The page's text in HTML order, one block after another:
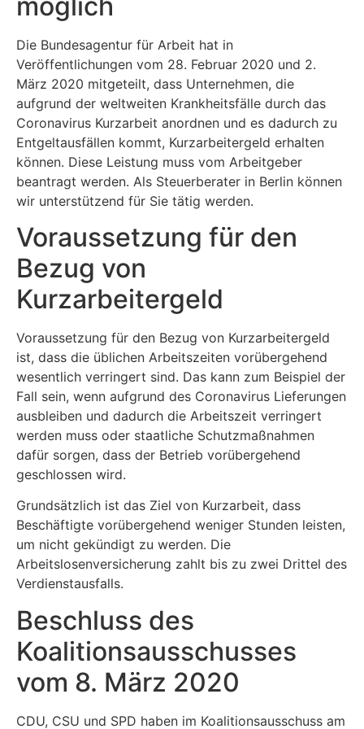
Die Bundesagentur für Arbeit hat in
Veröffentlichungen vom 28. Februar 2020 und 2.
März 2020 mitgeteilt, dass Unternehmen, die
aufgrund der weltweiten Krankheitsfälle durch das
Coronavirus Kurzarbeit anordnen und es dadurch zu
Entgeltausfällen kommt, Kurzarbeitergeld erhalten
können. Diese Leistung muss vom Arbeitgeber
beantragt werden. Als Steuerberater in Berlin können
wir unterstützend für Sie tätig werden.
Voraussetzung für den
Bezug von
Kurzarbeitergeld
Voraussetzung für den Bezug von Kurzarbeitergeld
ist, dass die üblichen Arbeitszeiten vorübergehend
wesentlich verringert sind. Das kann zum Beispiel der
Fall sein, wenn aufgrund des Coronavirus Lieferungen
ausbleiben und dadurch die Arbeitszeit verringert
werden muss oder staatliche Schutzmaßnahmen
dafür sorgen, dass der Betrieb vorübergehend
geschlossen wird.
Grundsätzlich ist das Ziel von Kurzarbeit, dass
Beschäftigte vorübergehend weniger Stunden leisten,
um nicht gekündigt zu werden. Die
Arbeitslosenversicherung zahlt bis zu zwei Drittel des
Verdienstausfalls.
Beschluss des
Koalitionsausschusses
vom 8. März 2020
CDU, CSU und SPD haben im Koalitionsausschuss am